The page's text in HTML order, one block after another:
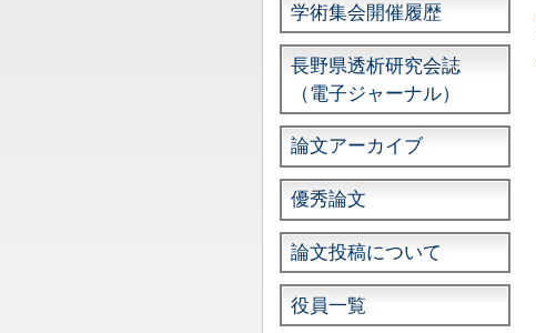
学術集会開催履歴
長野県透析研究会誌
（電子ジャーナル）
論文アーカイブ
優秀論文
論文投稿について
役員一覧